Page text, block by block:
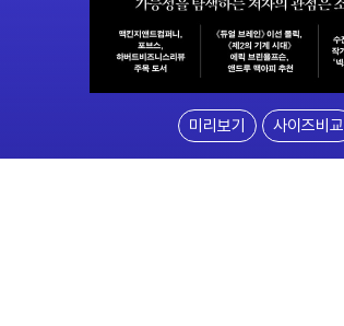
미리보기 사이즈비교